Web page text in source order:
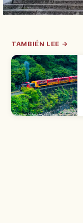
TAMBIÉN LEE →